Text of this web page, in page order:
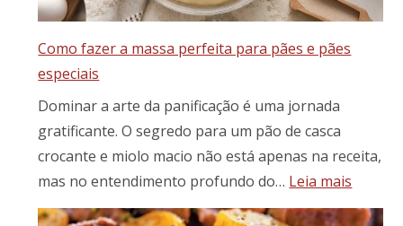
Como fazer a massa perfeita para pães e pães
especiais
Dominar a arte da panificação é uma jornada
gratificante. O segredo para um pão de casca
crocante e miolo macio não está apenas na receita,
mas no entendimento profundo do… Leia mais